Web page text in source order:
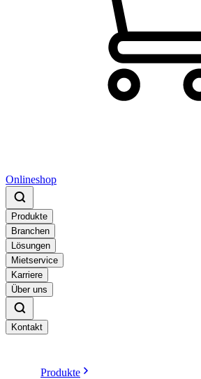
Onlineshop
Produkte
Branchen
Lösungen
Mietservice
Karriere
Über uns
Kontakt
Produkte